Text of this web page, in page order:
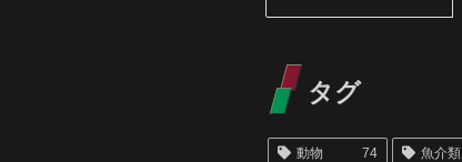
タグ
動物 74 魚介類